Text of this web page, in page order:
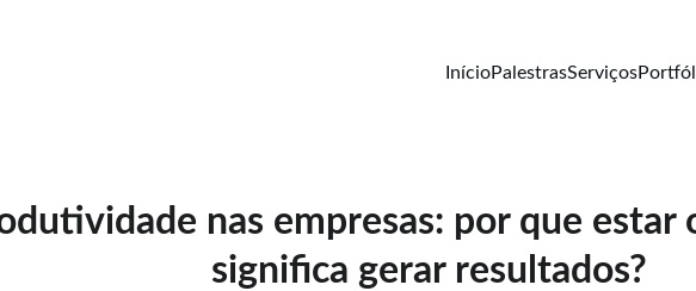
InícioPalestrasServiços
nas empresas: por que estar
significa gerar resultados?